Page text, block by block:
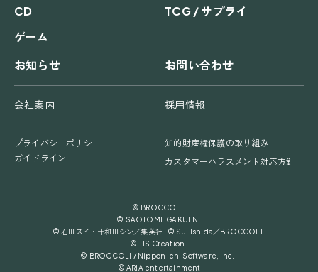
CD
TCG / サプライ
ゲーム
お知らせ
お問い合わせ
会社案内 採用情報
プライバシーポリシー
知的財産権保護の取り組み
ガイドライン
カスタマーハラスメント対応方針
© BROCCOLI
© SAOTOME GAKUEN
© 石田スイ・十和田シン／集英社 © Sui Ishida／BROCCOLI
© TIS Creation
© BROCCOLI / Nippon Ichi Software, Inc.
© ARIA entertainment